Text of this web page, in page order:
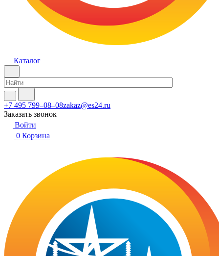
Каталог
+7 495 799–08–08zakaz@es24.ru
Заказать звонок
Войти
0 Корзина